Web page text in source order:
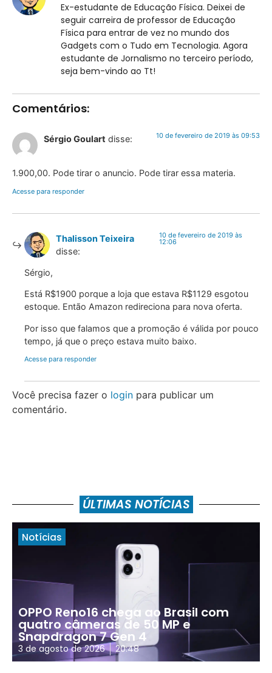
Ex-estudante de Educação Física. Deixei de
seguir carreira de professor de Educação
Física para entrar de vez no mundo dos
Gadgets com o Tudo em Tecnologia. Agora
estudante de Jornalismo no terceiro período,
seja bem-vindo ao Tt!
Comentários:
Sérgio Goulart disse: 10 de fevereiro de 2019 às 09:53
1.900,00. Pode tirar o anuncio. Pode tirar essa materia.
Acesse para responder
Thalisson Teixeira
disse:
10 de fevereiro de 2019 às
12:06
Sérgio,
Está R$1900 porque a loja que estava R$1129 esgotou
estoque. Então Amazon redireciona para nova oferta.
Por isso que falamos que a promoção é válida por pouco
tempo, já que o preço estava muito baixo.
Acesse para responder
Você precisa fazer o login para publicar um
comentário.
ÚLTIMAS NOTÍCIAS
Notícias
OPPO Reno16 chega ao Brasil com
quatro câmeras de 50 MP e
Snapdragon 7 Gen 4
3 de agosto de 2026 20:48